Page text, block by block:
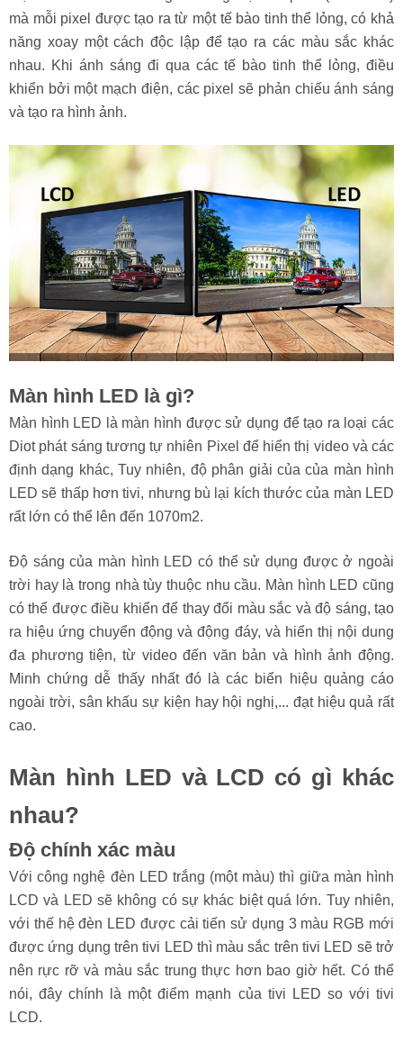
mà mỗi pixel được tạo ra từ một tế bào tinh thể lỏng, có khả
năng xoay một cách độc lập để tạo ra các màu sắc khác
nhau. Khi ánh sáng đi qua các tế bào tinh thể lỏng, điều
khiển bởi một mạch điện, các pixel sẽ phản chiếu ánh sáng
và tạo ra hình ảnh.
Màn hình LED là gì?
Màn hình LED là màn hình được sử dụng để tạo ra loại các
Diot phát sáng tương tự nhiên Pixel để hiển thị video và các
định dạng khác, Tuy nhiên, độ phân giải của của màn hình
LED sẽ thấp hơn tivi, nhưng bù lại kích thước của màn LED
rất lớn có thể lên đến 1070m2.
Độ sáng của màn hình LED có thể sử dụng được ở ngoài
trời hay là trong nhà tùy thuộc nhu cầu. Màn hình LED cũng
có thể được điều khiển để thay đổi màu sắc và độ sáng, tạo
ra hiệu ứng chuyển động và động đáy, và hiển thị nội dung
đa phương tiện, từ video đến văn bản và hình ảnh động.
Minh chứng dễ thấy nhất đó là các biển hiệu quảng cáo
ngoài trời, sân khấu sự kiện hay hội nghị,... đạt hiệu quả rất
cao.
Màn hình LED và LCD có gì khác
nhau?
Độ chính xác màu
Với công nghệ đèn LED trắng (một màu) thì giữa màn hình
LCD và LED sẽ không có sự khác biệt quá lớn. Tuy nhiên,
với thế hệ đèn LED được cải tiến sử dụng 3 màu RGB mới
được ứng dụng trên tivi LED thì màu sắc trên tivi LED sẽ trở
nên rực rỡ và màu sắc trung thực hơn bao giờ hết. Có thể
nói, đây chính là một điểm mạnh của tivi LED so với tivi
LCD.